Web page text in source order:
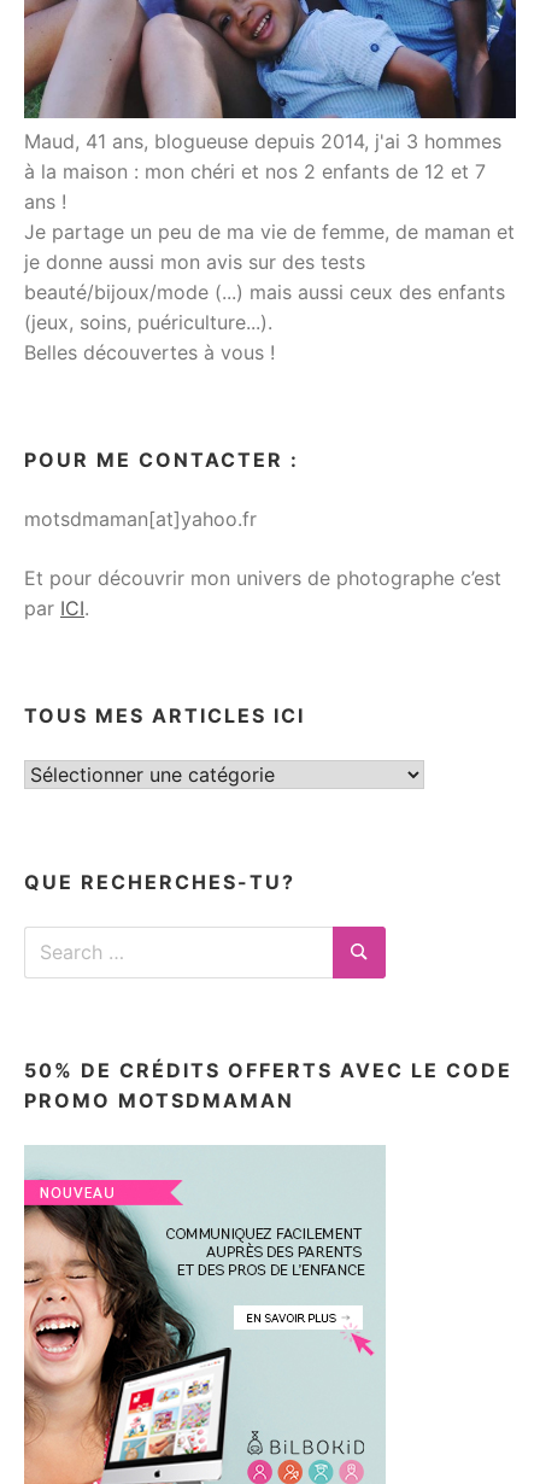
Maud, 41 ans, blogueuse depuis 2014, j'ai 3 hommes
à la maison : mon chéri et nos 2 enfants de 12 et 7
ans !
Je partage un peu de ma vie de femme, de maman et
je donne aussi mon avis sur des tests
beauté/bijoux/mode (...) mais aussi ceux des enfants
(jeux, soins, puériculture...).
Belles découvertes à vous !
POUR ME CONTACTER :
motsdmaman[at]yahoo.fr
Et pour découvrir mon univers de photographe c’est
par ICI.
TOUS MES ARTICLES ICI
Tous
QUE RECHERCHES-TU?
Search
Search
50% DE CRÉDITS OFFERTS AVEC LE CODE
PROMO MOTSDMAMAN